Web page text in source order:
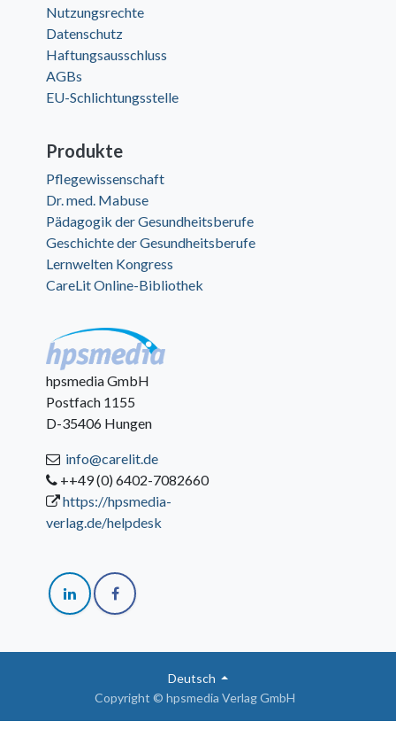
Nutzungsrechte
Datenschutz
Haftungsausschluss
AGBs
EU-Schlichtungsstelle
Produkte
Pflegewissenschaft
Dr. med. Mabuse
Pädagogik der Gesundheitsberufe
Geschichte der Gesundheitsberufe
Lernwelten Kongress
CareLit Online-Bibliothek
hpsmedia GmbH
Postfach 1155
D-35406 Hungen
info@carelit.de
++49 (0) 6402-7082660
https://hpsmedia-
verlag.de/helpdesk
Copyright © hpsmedia Verlag GmbH
Deutsch